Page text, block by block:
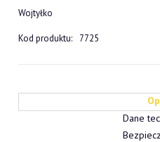
Wojtyłko
Kod produktu: 7725
Dane